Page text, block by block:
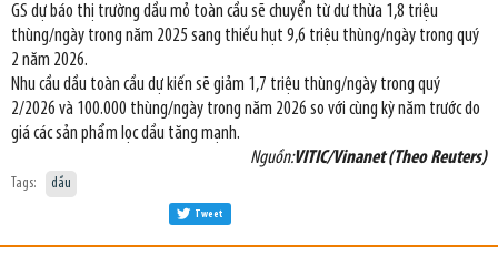
GS dự báo thị trường dầu mỏ toàn cầu sẽ chuyển từ dư thừa 1,8 triệu
thùng/ngày trong năm 2025 sang thiếu hụt 9,6 triệu thùng/ngày trong quý
2 năm 2026.
Nhu cầu dầu toàn cầu dự kiến sẽ giảm 1,7 triệu thùng/ngày trong quý
2/2026 và 100.000 thùng/ngày trong năm 2026 so với cùng kỳ năm trước do
giá các sản phẩm lọc dầu tăng mạnh.
Nguồn:VITIC/Vinanet (Theo Reuters)
Tags: dầu
Tweet